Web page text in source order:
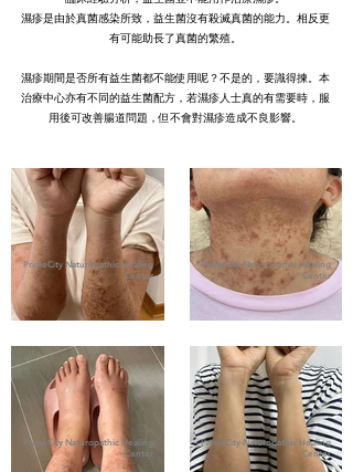
濕疹是由於真菌感染所致，益生菌沒有殺滅真菌的能力。相反更
有可能助長了真菌的繁殖。
濕疹期間是否所有益生菌都不能使用呢？不是的，要識得揀。本
治療中心亦有不同的益生菌配方，若濕疹人士真的有需要時，服
用後可改善腸道問題，但不會對濕疹造成不良影響。
PrimeCity Naturopathic Healing
Center
PrimeCity Naturopathic Healing
Center
PrimeCity Naturopathic Healing
Center
PrimeCity Naturopathic Healing
Center